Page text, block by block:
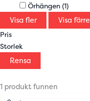
Örhängen (1)
Visa fler Visa färre
Pris
Storlek
Rensa
1 produkt funnen